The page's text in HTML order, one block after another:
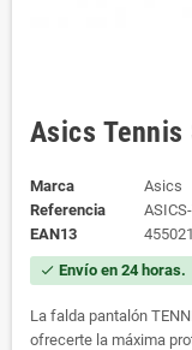
Asics
Marca
Asics
Referencia
EAN13
check Envío en 24 horas.
La falda pantalón
ofrecerte la máxima